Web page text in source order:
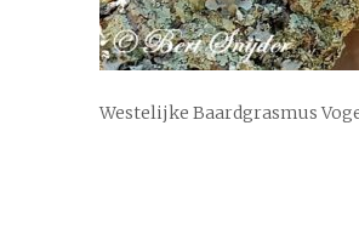
Westelijke Baardgrasmus